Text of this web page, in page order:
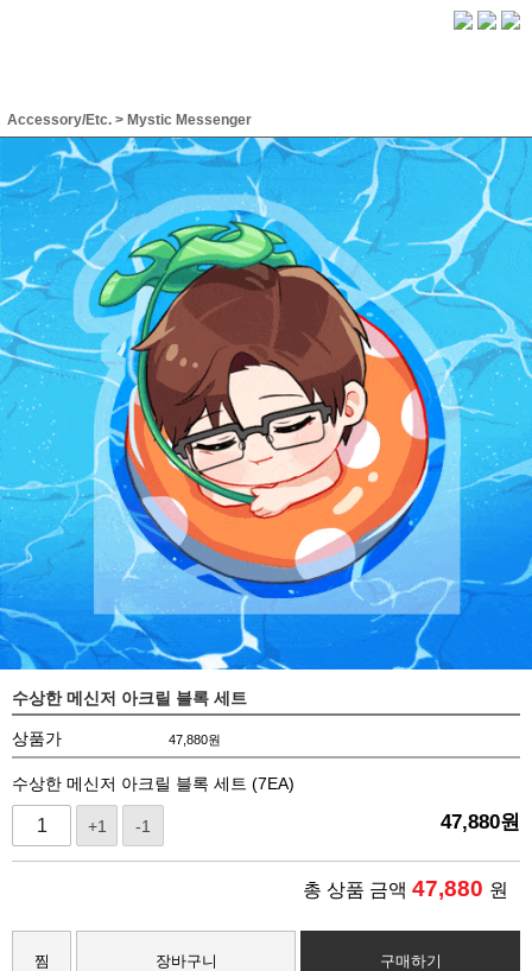
Accessory/Etc. > Mystic Messenger
수상한 메신저 아크릴 블록 세트
상품가 47,880원
수상한 메신저 아크릴 블록 세트 (7EA)
+1 -1 47,880원
총 상품 금액 47,880 원
찜 장바구니 구매하기